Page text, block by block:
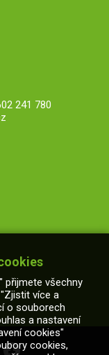
241 780
přijmete všechny
více a
o souborech
a nastavení
cookies"
cookies,